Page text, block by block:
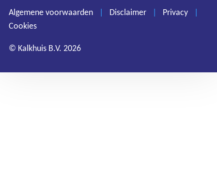
Privacy
Algemene voorwaarden | Disclaimer | Privacy
|
Cookies
© Kalkhuis B.V. 2026